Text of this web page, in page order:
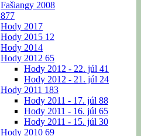
Fašiangy 2008
877
Hody 2017
Hody 2015 12
Hody 2014
Hody 2012 65
Hody 2012 - 22. júl 41
Hody 2012 - 21. júl 24
Hody 2011 183
Hody 2011 - 17. júl 88
Hody 2011 - 16. júl 65
Hody 2011 - 15. júl 30
Hody 2010 69